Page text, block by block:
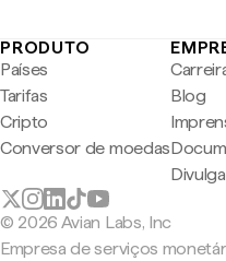
PRODUTO
Países
Tarifas
Cripto
Conversor de moedas
Blog
© 2026 Avian Labs, Inc
Empresa de serviços